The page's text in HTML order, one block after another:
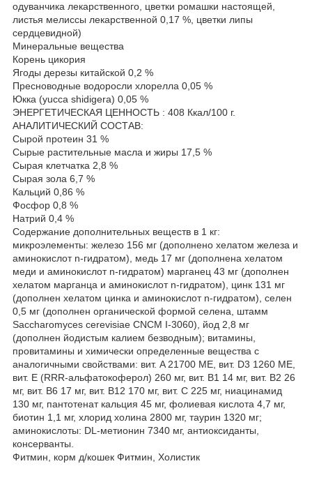
одуванчика лекарственного, цветки ромашки настоящей,
листья мелиссы лекарственной 0,17 %, цветки липы
сердцевидной)
Минеральные вещества
Корень цикория
Ягоды дерезы китайской 0,2 %
Пресноводные водоросли хлорелла 0,05 %
Юкка (yucca shidigera) 0,05 %
ЭНЕРГЕТИЧЕСКАЯ ЦЕННОСТЬ : 408 Ккал/100 г.
АНАЛИТИЧЕСКИЙ СОСТАВ:
Сырой протеин 31 %
Сырые растительные масла и жиры 17,5 %
Сырая клетчатка 2,8 %
Сырая зола 6,7 %
Кальций 0,86 %
Фосфор 0,8 %
Натрий 0,4 %
Содержание дополнительных веществ в 1 кг:
микроэлементы: железо 156 мг (дополнено хелатом железа и
аминокислот n-гидратом), медь 17 мг (дополнена хелатом
меди и аминокислот n-гидратом) марганец 43 мг (дополнен
хелатом марганца и аминокислот n-гидратом), цинк 131 мг
(дополнен хелатом цинка и аминокислот n-гидратом), селен
0,5 мг (дополнен органической формой селена, штамм
Saccharomyces cerevisiae CNCM I-3060), йод 2,8 мг
(дополнен йодистым калием безводным); витамины,
провитамины и химически определенные вещества с
аналогичными свойствами: вит. A 21700 ME, вит. D3 1260 МЕ,
вит. E (RRR-альфатокоферол) 260 мг, вит. B1 14 мг, вит. B2 26
мг, вит. B6 17 мг, вит. B12 170 мг, вит. С 225 мг, ниацинамид
130 мг, пантотенат кальция 45 мг, фолиевая кислота 4,7 мг,
биотин 1,1 мг, хлорид холина 2800 мг, таурин 1320 мг;
аминокислоты: DL-метионин 7340 мг, антиоксиданты,
консерванты.
Фитмин, корм д/кошек Фитмин, Холистик